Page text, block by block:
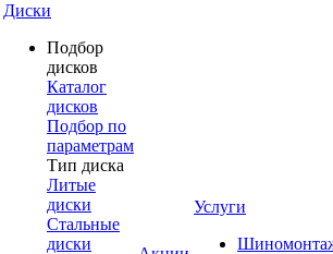
Диски
Подбор
дисков
Каталог
дисков
Подбор по
параметрам
Тип диска
Литые
диски
Стальные
диски
Услуги